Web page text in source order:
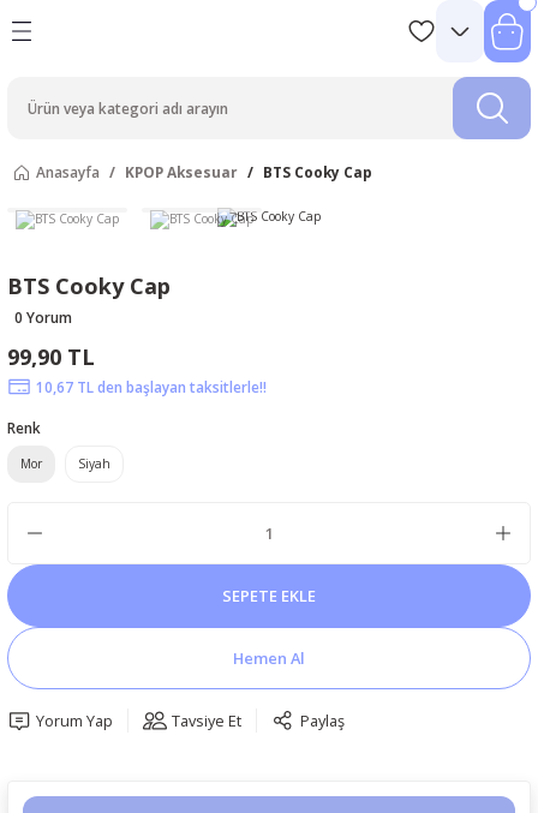
Anasayfa KPOP Aksesuar BTS Cooky Cap
BTS Cooky Cap
0 Yorum
99,90 TL
10,67 TL den başlayan taksitlerle!!
Renk
Mor Siyah
SEPETE EKLE
Hemen Al
Yorum Yap Tavsiye Et Paylaş